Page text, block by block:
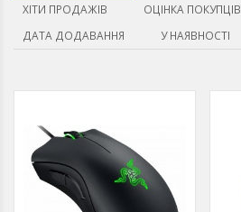
ХІТИ ПРОДАЖІВ
ОЦІНКА ПОКУПЦІВ
ДАТА ДОДАВАННЯ
У НАЯВНОСТІ